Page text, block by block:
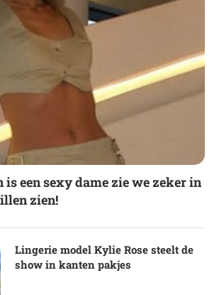
een sexy dame zie we zeker in
zien!
Lingerie model Kylie Rose steelt de
show in kanten pakjes